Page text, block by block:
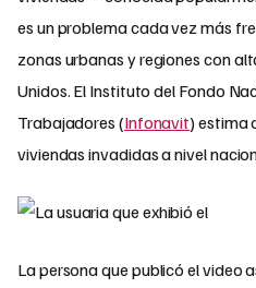
es un problema cada vez más
zonas urbanas y regiones con
Unidos. El Instituto del Fondo
Trabajadores (Infonavit) estima
viviendas invadidas a nivel
La persona que publicó el video